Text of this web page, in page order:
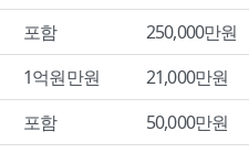
포함 250,000만원
1억원만원 21,000만원
포함 50,000만원